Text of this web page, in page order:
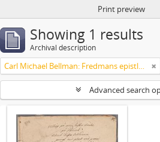
Print preview
Showing 1 results
Archival description
Carl Michael Bellman: Fredmans epistlar och sånger m.fl. Bellman-texter
Advanced search